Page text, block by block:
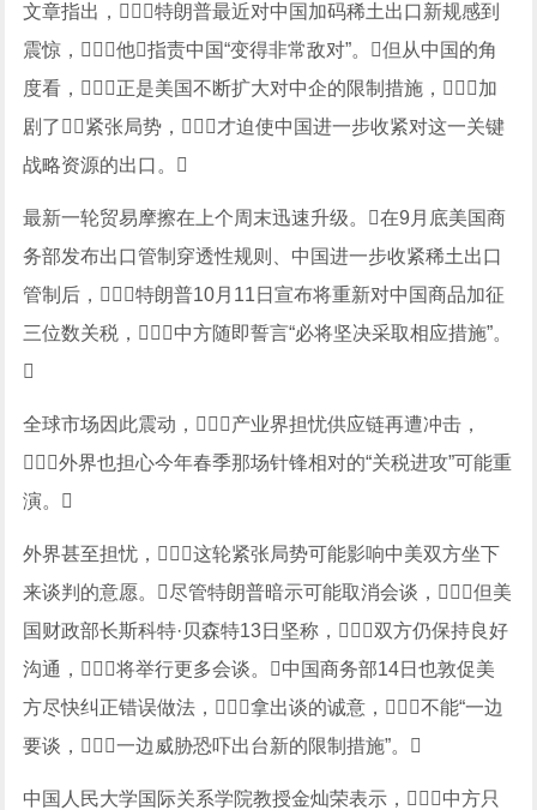
文章指出，特朗普最近对中国加码稀土出口新规感到
震惊，他指责中国“变得非常敌对”。但从中国的角
度看，正是美国不断扩大对中企的限制措施，加
剧了紧张局势，才迫使中国进一步收紧对这一关键
战略资源的出口。
最新一轮贸易摩擦在上个周末迅速升级。在9月底美国商
务部发布出口管制穿透性规则、中国进一步收紧稀土出口
管制后，特朗普10月11日宣布将重新对中国商品加征
三位数关税，中方随即誓言“必将坚决采取相应措施”。

全球市场因此震动，产业界担忧供应链再遭冲击，
外界也担心今年春季那场针锋相对的“关税进攻”可能重
演。
外界甚至担忧，这轮紧张局势可能影响中美双方坐下
来谈判的意愿。尽管特朗普暗示可能取消会谈，但美
国财政部长斯科特·贝森特13日坚称，双方仍保持良好
沟通，将举行更多会谈。中国商务部14日也敦促美
方尽快纠正错误做法，拿出谈的诚意，不能“一边
要谈，一边威胁恐吓出台新的限制措施”。
中国人民大学国际关系学院教授金灿荣表示，中方只